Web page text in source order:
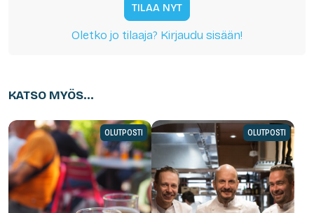
TILAA NYT
Oletko jo tilaaja? Kirjaudu sisään!
KATSO MYÖS...
OLUTPOSTI OLUTPOSTI